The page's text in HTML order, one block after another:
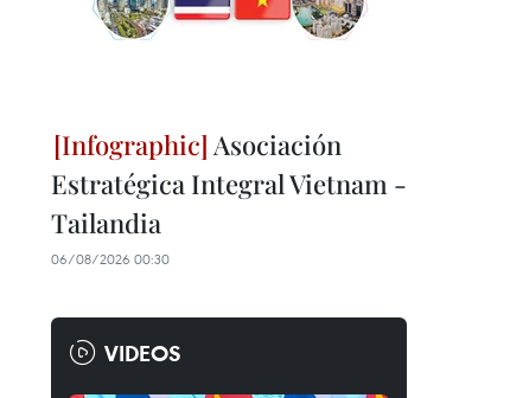
Asociación
Estratégica Integral Vietnam -
Tailandia
06/08/2026 00:30
VIDEOS